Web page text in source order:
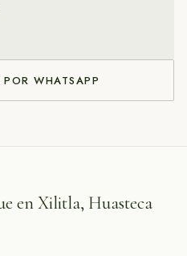
WHATSAPP
en Xilitla, Huasteca